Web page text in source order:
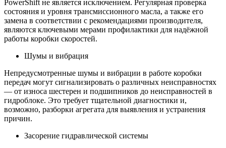
PowerShift не является исключением. Регулярная проверка
состояния и уровня трансмиссионного масла, а также его
замена в соответствии с рекомендациями производителя,
являются ключевыми мерами профилактики для надёжной
работы коробки скоростей.
Шумы и вибрация
Непредусмотренные шумы и вибрации в работе коробки
передач могут сигнализировать о различных неисправностях
— от износа шестерен и подшипников до неисправностей в
гидроблоке. Это требует тщательной диагностики и,
возможно, разборки агрегата для выявления и устранения
причин.
Засорение гидравлической системы